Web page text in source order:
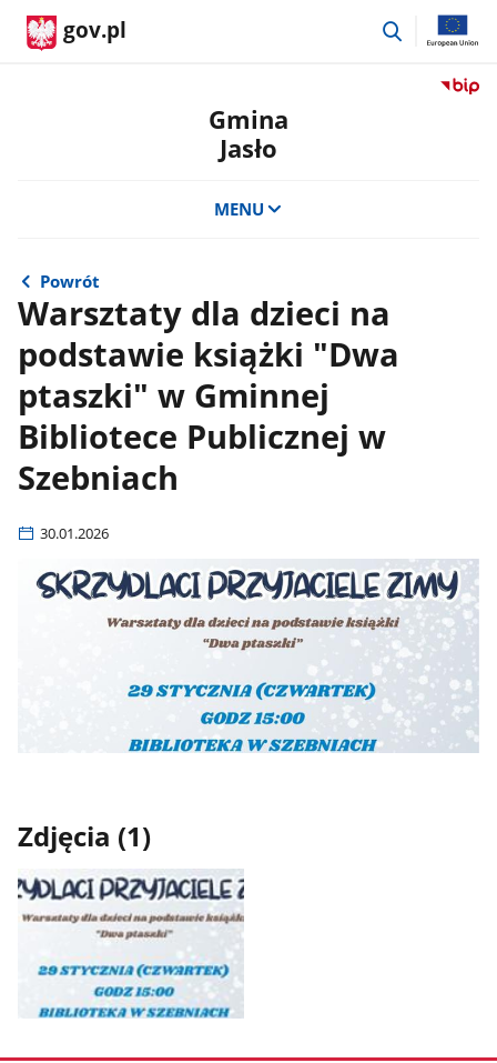
gov.pl
przejdź
Przejdź
Gmina
Jasło
MENU
Powrót
Warsztaty dla dzieci na
podstawie książki "Dwa
ptaszki" w Gminnej
Bibliotece Publicznej w
Szebniach
30.01.2026
Zdjęcia (1)